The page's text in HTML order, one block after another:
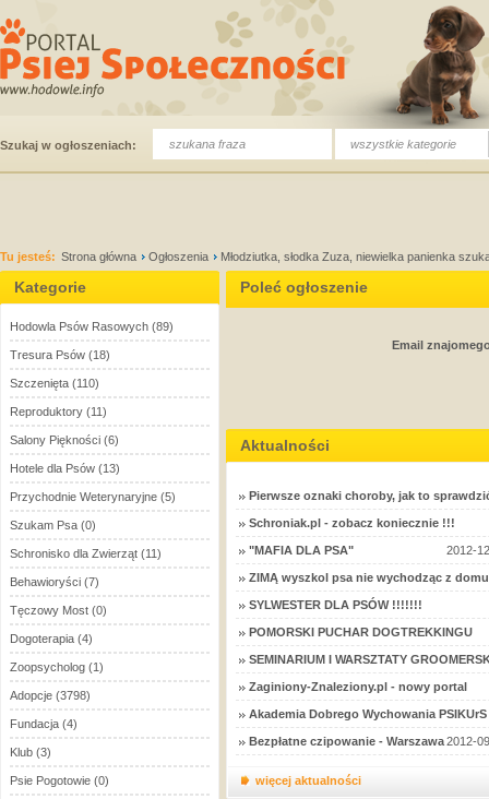
Szukaj w ogłoszeniach: wszystkie kategorie
Tu jesteś: Strona główna Ogłoszenia Młodziutka, słodka Zuza, niewielka panienka
Kategorie
Hodowla Psów Rasowych (89)
Tresura Psów (18)
Szczenięta (110)
Reproduktory (11)
Salony Piękności (6)
Hotele dla Psów (13)
Przychodnie Weterynaryjne (5)
Szukam Psa (0)
Schronisko dla Zwierząt (11)
Behawioryści (7)
Tęczowy Most (0)
Dogoterapia (4)
Zoopsycholog (1)
Adopcje (3798)
Fundacja (4)
Klub (3)
Psie Pogotowie (0)
Poleć ogłoszenie
Email
Aktualności
Pierwsze oznaki choroby, jak to
Schroniak.pl - zobacz koniecznie !!!
"MAFIA DLA PSA" 2012-
ZIMĄ wyszkol psa nie wychodząc z
SYLWESTER DLA PSÓW !!!!!!!
POMORSKI PUCHAR DOGTREKKINGU
SEMINARIUM I WARSZTATY
Zaginiony-Znaleziony.pl - nowy portal
Akademia Dobrego Wychowania
Bezpłatne czipowanie - Warszawa2012-
więcej aktualności